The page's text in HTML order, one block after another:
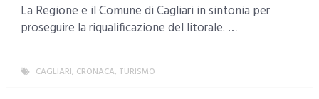
La Regione e il Comune di Cagliari in sintonia per
proseguire la riqualificazione del litorale. …
CAGLIARI, CRONACA, TURISMO